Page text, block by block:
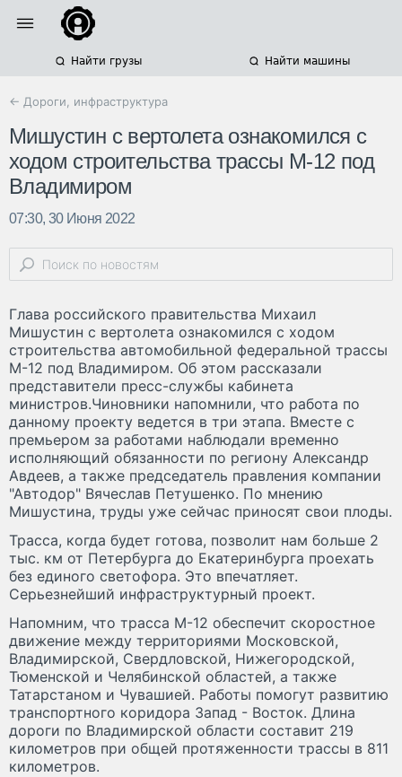
Найти грузы Найти машины
← Дороги, инфраструктура
Мишустин с вертолета ознакомился с
ходом строительства трассы М-12 под
Владимиром
07:30, 30 Июня 2022
Глава российского правительства Михаил
Мишустин с вертолета ознакомился с ходом
строительства автомобильной федеральной трассы
М-12 под Владимиром. Об этом рассказали
представители пресс-службы кабинета
министров.Чиновники напомнили, что работа по
данному проекту ведется в три этапа. Вместе с
премьером за работами наблюдали временно
исполняющий обязанности по региону Александр
Авдеев, а также председатель правления компании
"Автодор" Вячеслав Петушенко. По мнению
Мишустина, труды уже сейчас приносят свои плоды.
Трасса, когда будет готова, позволит нам больше 2
тыс. км от Петербурга до Екатеринбурга проехать
без единого светофора. Это впечатляет.
Серьезнейший инфраструктурный проект.
Напомним, что трасса М-12 обеспечит скоростное
движение между территориями Московской,
Владимирской, Свердловской, Нижегородской,
Тюменской и Челябинской областей, а также
Татарстаном и Чувашией. Работы помогут развитию
транспортного коридора Запад - Восток. Длина
дороги по Владимирской области составит 219
километров при общей протяженности трассы в 811
километров.